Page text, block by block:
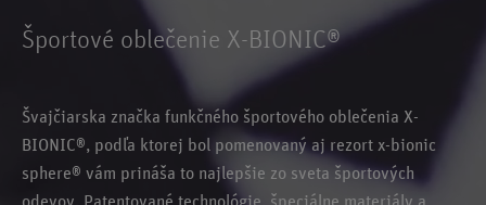
Športové oblečenie X-BIONIC®
Švajčiarska značka funkčného športového oblečenia X-
BIONIC®, podľa ktorej bol pomenovaný aj rezort x-bionic
sphere® vám prináša to najlepšie zo sveta športových